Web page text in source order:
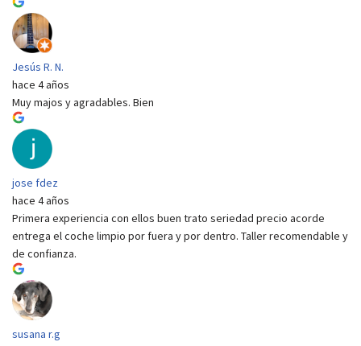
Jesús R. N.
hace 4 años
Muy majos y agradables. Bien
jose fdez
hace 4 años
Primera experiencia con ellos buen trato seriedad precio acorde
entrega el coche limpio por fuera y por dentro. Taller recomendable y
de confianza.
susana r.g